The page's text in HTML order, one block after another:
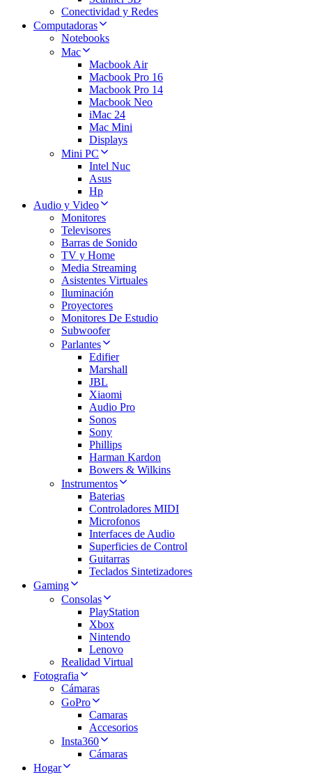
Conectividad y Redes
Computadoras
Notebooks
Mac
Macbook Air
Macbook Pro 16
Macbook Pro 14
Macbook Neo
iMac 24
Mac Mini
Displays
Mini PC
Intel Nuc
Asus
Hp
Audio y Video
Monitores
Televisores
Barras de Sonido
TV y Home
Media Streaming
Asistentes Virtuales
Iluminación
Proyectores
Monitores De Estudio
Subwoofer
Parlantes
Edifier
Marshall
JBL
Xiaomi
Audio Pro
Sonos
Sony
Phillips
Harman Kardon
Bowers & Wilkins
Instrumentos
Baterias
Controladores MIDI
Microfonos
Interfaces de Audio
Superficies de Control
Guitarras
Teclados Sintetizadores
Gaming
Consolas
PlayStation
Xbox
Nintendo
Lenovo
Realidad Virtual
Fotografia
Cámaras
GoPro
Camaras
Accesorios
Insta360
Cámaras
Hogar